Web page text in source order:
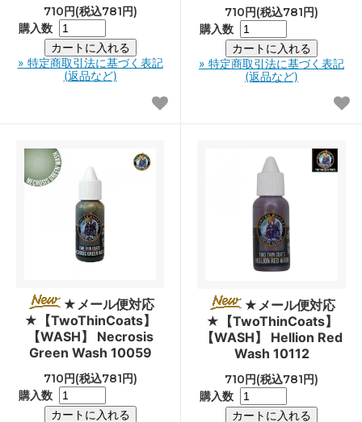
710円(税込781円)
購入数
» 特定商取引法に基づく表記
(返品など)
710円(税込781円)
購入数
» 特定商取引法に基づく表記
(返品など)
★メール便対応
★【TwoThinCoats】
【WASH】 Necrosis
Green Wash 10059
710円(税込781円)
購入数
★メール便対応
★【TwoThinCoats】
【WASH】 Hellion Red
Wash 10112
710円(税込781円)
購入数